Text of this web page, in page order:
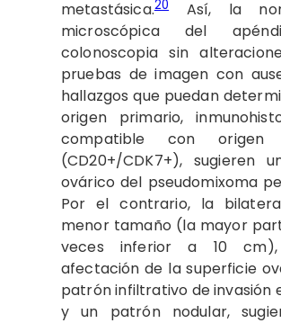
metastásica.20Así, la
microscópica del
colonoscopia sin
pruebas de imagen con
hallazgos que puedan
origen primario,
compatible con origen
(CD20+/CDK7+), sugieren
ovárico del pseudomixoma
Por el contrario, la
menor tamaño (la mayor
veces inferior a 10
afectación de la superficie
patrón infiltrativo de invasión
y un patrón nodular,